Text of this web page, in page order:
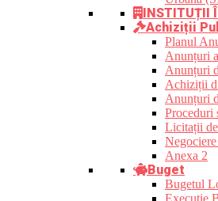
INSTITUȚII
Achiziții
Planul
Anunțuri
Anunțuri
Achiziții
Anunțuri
Proceduri
Licitații
Anexa 2
Buget
Bugetul
Execuție